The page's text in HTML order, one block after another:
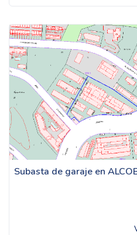
Subasta de garaje en